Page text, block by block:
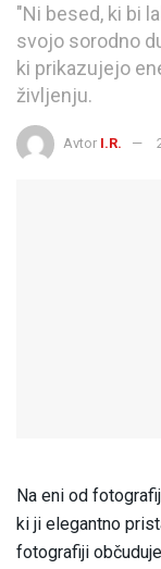
"Ni besed, ki bi
svojo sorodno
ki prikazujejo
življenju.
Avtor I.R.
Na eni od
ki ji elegantno
fotografiji